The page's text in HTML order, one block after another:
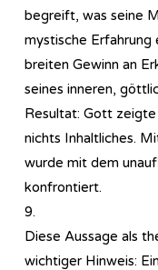
begreift, was seine
mystische Erfahrung
breiten Gewinn an
seines inneren,
Resultat: Gott
nichts Inhaltliches.
wurde mit dem
konfrontiert.
9.
Diese Aussage als
wichtiger Hinweis: